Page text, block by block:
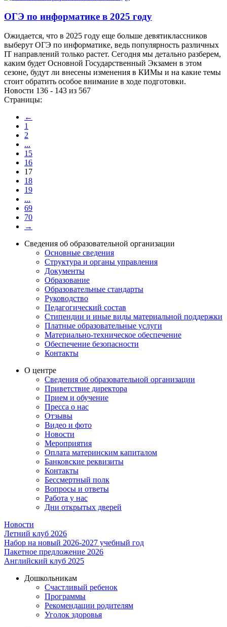
ОГЭ по информатике в 2025 году
Ожидается, что в 2025 году еще больше девятиклассников
выберут ОГЭ по информатике, ведь популярность различных
IT направлений только растет. Сегодня мы детально разберем,
каким будет Основной Государственный Экзамен в этом
сезоне, будут ли внесены изменения в КИМы и на какие темы
стоит обратить особое внимание в ходе подготовки.
Новости 136 - 143 из 567
Страницы:
←
1
2
...
15
16
17
18
19
...
69
70
→
Сведения об образовательной организации
Основные сведения
Структура и органы управления
Документы
Образование
Образовательные стандарты
Руководство
Педагогический состав
Стипендии и иные виды материальной поддержки
Платные образовательные услуги
Материально-техническое обеспечение
Обеспечение безопасности
Контакты
О центре
Сведения об образовательной организации
Приветствие директора
Прием и обучение
Пресса о нас
Отзывы
Видео и фото
Новости
Мероприятия
Оплата материнским капиталом
Банковские реквизиты
Контакты
Бессмертный полк
Вопросы и ответы
Работа у нас
Дни открытых дверей
Новости
Летний клуб 2026
Набор на новый 2026-2027 учебный год
Пакетное предложение 2026
Английский клуб 2025
Дошкольникам
Счастливый ребенок
Программы
Рекомендации родителям
Уголок здоровья